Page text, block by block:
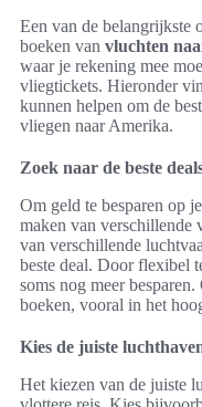
Een van de belangrijkste
boeken van vluchten
waar je rekening mee
vliegtickets. Hieronder
kunnen helpen om de
vliegen naar Amerika.
Zoek naar de beste
Om geld te besparen op
maken van verschillende
van verschillende
beste deal. Door flexibel
soms nog meer
boeken, vooral in het
Kies de juiste
Het kiezen van de juiste